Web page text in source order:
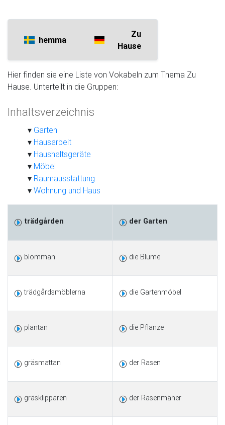
hemma
Zu
Hause
Hier finden sie eine Liste von Vokabeln zum Thema Zu
Hause. Unterteilt in die Gruppen:
Inhaltsverzeichnis
Garten
Hausarbeit
Haushaltsgeräte
Möbel
Raumausstattung
Wohnung und Haus
trädgården der Garten
blomman die Blume
trädgårdsmöblerna die Gartenmöbel
plantan die Pflanze
gräsmattan der Rasen
gräsklipparen der Rasenmäher